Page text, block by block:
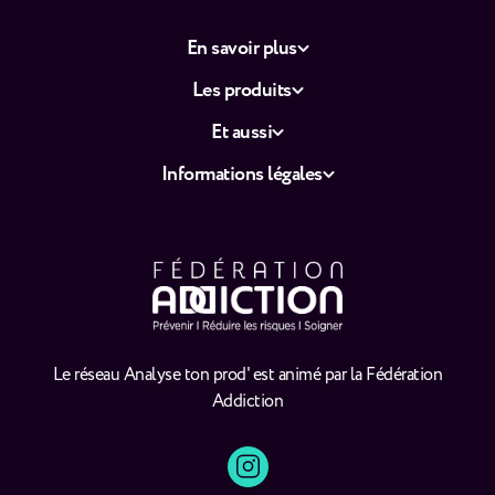
Le réseau Analyse ton prod' est animé par la Fédération
Addiction
En savoir plus
Les produits
Et aussi
Informations légales